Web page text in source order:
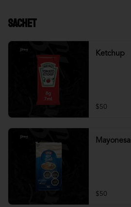
Sachet
Ketchup
$50
Mayonesa
$50